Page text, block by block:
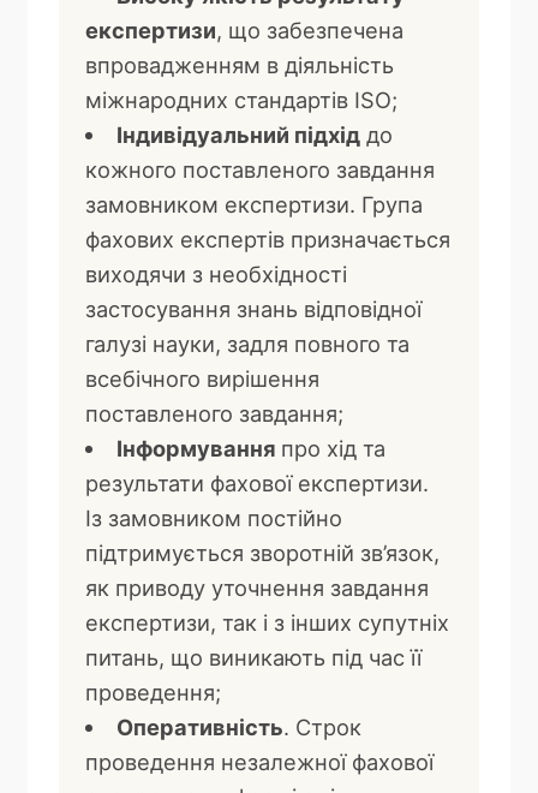
експертизи, що забезпечена
впровадженням в діяльність
міжнародних стандартів ISO;
Індивідуальний підхіддо
кожного поставленого завдання
замовником експертизи. Група
фахових експертів призначається
виходячи з необхідності
застосування знань відповідної
галузі науки, задля повного та
всебічного вирішення
поставленого завдання;
Інформування про хід та
результати фахової експертизи.
Із замовником постійно
підтримується зворотній зв’язок,
як приводу уточнення завдання
експертизи, так і з інших супутніх
питань, що виникають під час її
проведення;
Оперативність. Строк
проведення незалежної фахової